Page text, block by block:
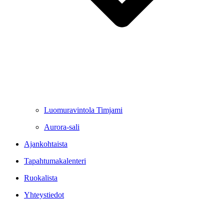
Luomuravintola Timjami
Aurora-sali
Ajankohtaista
Tapahtumakalenteri
Ruokalista
Yhteystiedot